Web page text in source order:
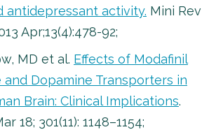
antidepressant activity. Mini Rev
Apr;13(4):478-92;
MD et al. Effects of Modafinil
and Dopamine Transporters in
Brain: Clinical Implications.
18; 301(11): 1148–1154;